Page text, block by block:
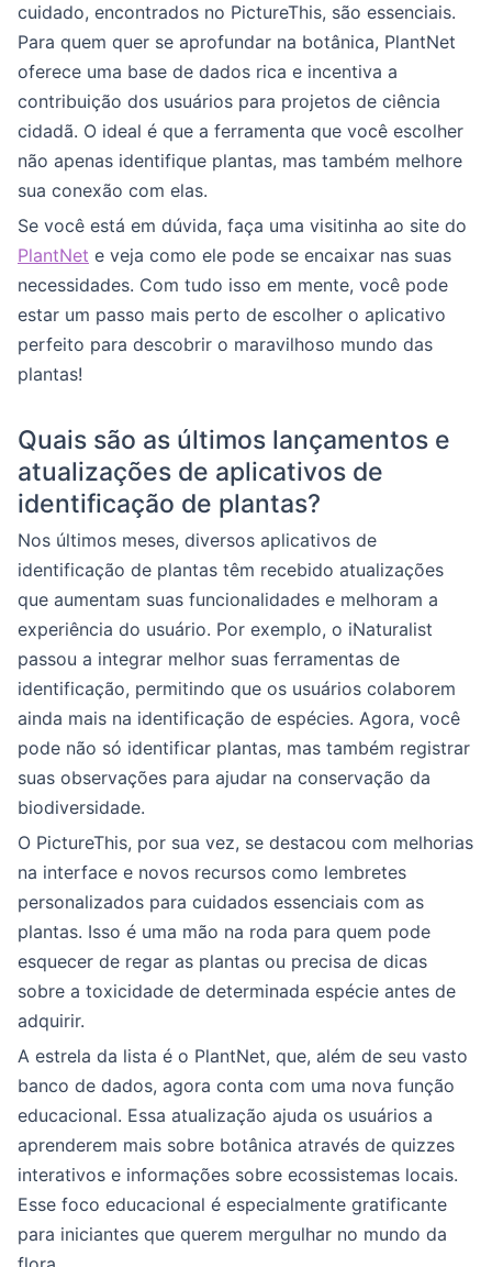
cuidado, encontrados no PictureThis, são essenciais.
Para quem quer se aprofundar na botânica, PlantNet
oferece uma base de dados rica e incentiva a
contribuição dos usuários para projetos de ciência
cidadã. O ideal é que a ferramenta que você escolher
não apenas identifique plantas, mas também melhore
sua conexão com elas.
Se você está em dúvida, faça uma visitinha ao site do
PlantNet e veja como ele pode se encaixar nas suas
necessidades. Com tudo isso em mente, você pode
estar um passo mais perto de escolher o aplicativo
perfeito para descobrir o maravilhoso mundo das
plantas!
Quais são as últimos lançamentos e
atualizações de aplicativos de
identificação de plantas?
Nos últimos meses, diversos aplicativos de
identificação de plantas têm recebido atualizações
que aumentam suas funcionalidades e melhoram a
experiência do usuário. Por exemplo, o iNaturalist
passou a integrar melhor suas ferramentas de
identificação, permitindo que os usuários colaborem
ainda mais na identificação de espécies. Agora, você
pode não só identificar plantas, mas também registrar
suas observações para ajudar na conservação da
biodiversidade.
O PictureThis, por sua vez, se destacou com melhorias
na interface e novos recursos como lembretes
personalizados para cuidados essenciais com as
plantas. Isso é uma mão na roda para quem pode
esquecer de regar as plantas ou precisa de dicas
sobre a toxicidade de determinada espécie antes de
adquirir.
A estrela da lista é o PlantNet, que, além de seu vasto
banco de dados, agora conta com uma nova função
educacional. Essa atualização ajuda os usuários a
aprenderem mais sobre botânica através de quizzes
interativos e informações sobre ecossistemas locais.
Esse foco educacional é especialmente gratificante
para iniciantes que querem mergulhar no mundo da